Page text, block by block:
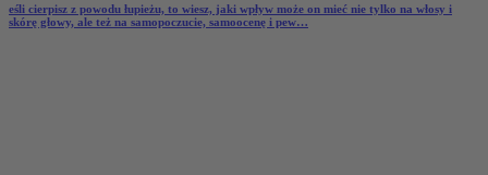
eśli cierpisz z powodu łupieżu, to wiesz, jaki wpływ może on mieć nie tylko na włosy i
skórę głowy, ale też na samopoczucie, samoocenę i pew…